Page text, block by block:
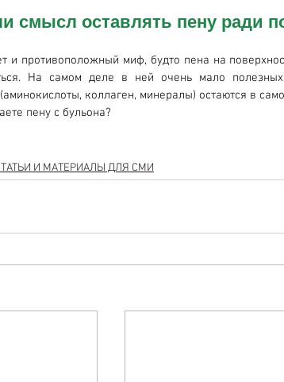
смысл оставлять пену ради
и противоположный миф, будто пена на
На самом деле в ней очень мало
коллаген, минералы) остаются в
пену с бульона?
И МАТЕРИАЛЫ ДЛЯ СМИ